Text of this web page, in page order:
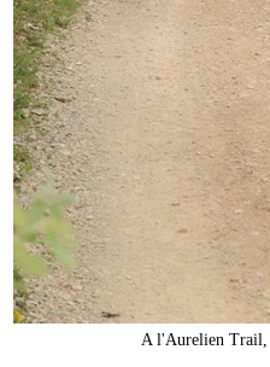
A l'Aurelien Trail,